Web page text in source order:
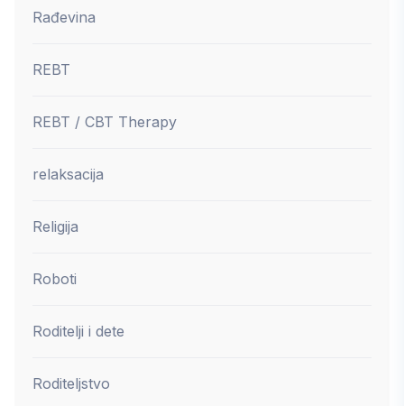
Rađevina
REBT
REBT / CBT Therapy
relaksacija
Religija
Roboti
Roditelji i dete
Roditeljstvo